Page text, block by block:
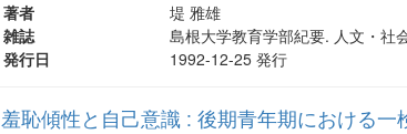
著者
堤 雅雄
雑誌
島根大学教育学部紀要. 人文・社
発行日
1992-12-25 発行
羞恥傾性と自己意識 : 後期青年期における一